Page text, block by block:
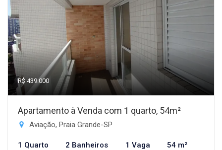
R$ 439.000
Apartamento à Venda com 1 quarto, 54m²
Aviação, Praia Grande-SP
1 Quarto 2 Banheiros 1 Vaga 54 m²